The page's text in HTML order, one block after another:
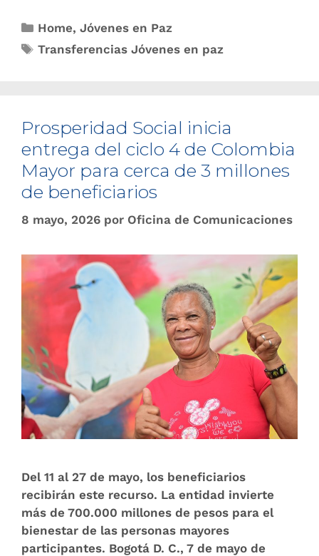
Home,Jóvenes en Paz
Transferencias Jóvenes en paz
Prosperidad Social inicia
entrega del ciclo 4 de Colombia
Mayor para cerca de 3 millones
de beneficiarios
8 mayo, 2026 por Oficina de Comunicaciones
Del 11 al 27 de mayo, los beneficiarios
recibirán este recurso. La entidad invierte
más de 700.000 millones de pesos para el
bienestar de las personas mayores
participantes. Bogotá D. C., 7 de mayo de